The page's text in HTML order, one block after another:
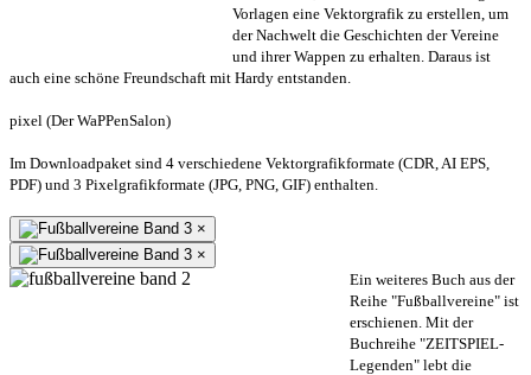
Vorlagen eine Vektorgrafik zu erstellen, um
der Nachwelt die Geschichten der Vereine
und ihrer Wappen zu erhalten. Daraus ist
auch eine schöne Freundschaft mit Hardy entstanden.
pixel (Der WaPPenSalon)
Im Downloadpaket sind 4 verschiedene Vektorgrafikformate (CDR, AI EPS,
PDF) und 3 Pixelgrafikformate (JPG, PNG, GIF) enthalten.
×
×
Ein weiteres Buch aus der
Reihe "Fußballvereine" ist
erschienen. Mit der
Buchreihe "ZEITSPIEL-
Legenden" lebt die